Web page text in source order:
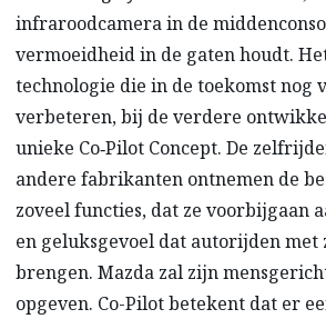
infraroodcamera in de
vermoeidheid in de gaten houdt.
technologie die in de toekomst nog
verbeteren, bij de verdere
unieke Co‑Pilot Concept. De
andere fabrikanten ontnemen de
zoveel functies, dat ze voorbijgaan
en geluksgevoel dat autorijden met
brengen. Mazda zal zijn
opgeven. Co-Pilot betekent dat er